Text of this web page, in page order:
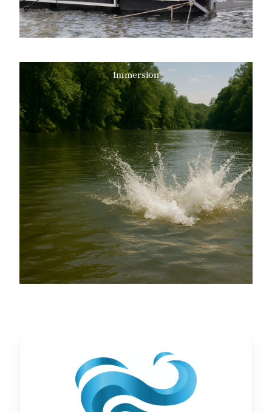
Le sport en tant que spectacle
Immersion
Des œuvres qui cherchent à plonger le spectateur dans
un environnement aquatique immersif, souvent en
mettant l'accent sur la participation en direct, comme
par exemple :
Représentations numériques ou virtuelles
recréant l'eau
Installations immersives et spectacles en rapport
avec l'eau
Spectacles participatifs impliquant l'eau